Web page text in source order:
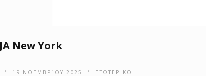
JA New York
19 ΝΟΕΜΒΡΊΟΥ 2025 ΕΞΩΤΕΡΙΚΌ